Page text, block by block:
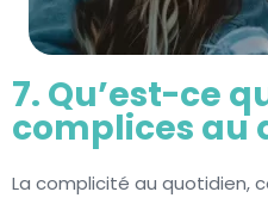
7. Qu’est-ce
complices au
La complicité au quotidien,